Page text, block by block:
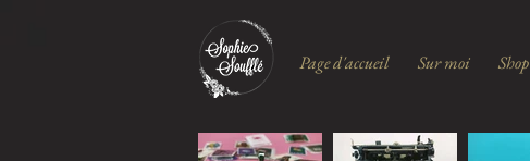
Page d'accueil Sur moi Shop